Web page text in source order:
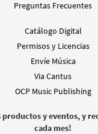
Preguntas Frecuentes
Catálogo Digital
Permisos y Licencias
Envíe Música
Via Cantus
OCP Music Publishing
productos y eventos, y
cada mes!